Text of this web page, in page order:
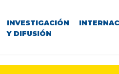
INVESTIGACIÓN
Y DIFUSIÓN